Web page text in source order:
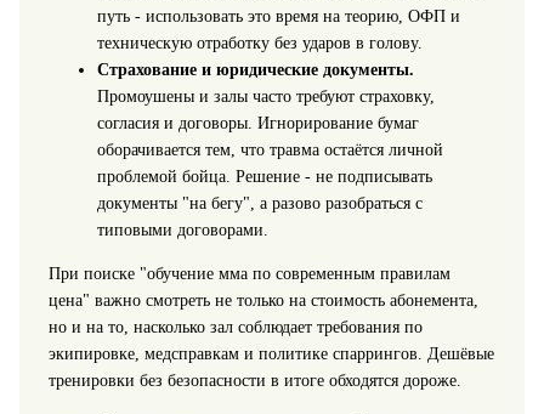
путь - использовать это время на теорию, ОФП и
техническую отработку без ударов в голову.
Страхование и юридические документы.
Промоушены и залы часто требуют страховку,
согласия и договоры. Игнорирование бумаг
оборачивается тем, что травма остаётся личной
проблемой бойца. Решение - не подписывать
документы "на бегу", а разово разобраться с
типовыми договорами.
При поиске "обучение мма по современным правилам
цена" важно смотреть не только на стоимость абонемента,
но и на то, насколько зал соблюдает требования по
экипировке, медсправкам и политике спаррингов. Дешёвые
тренировки без безопасности в итоге обходятся дороже.